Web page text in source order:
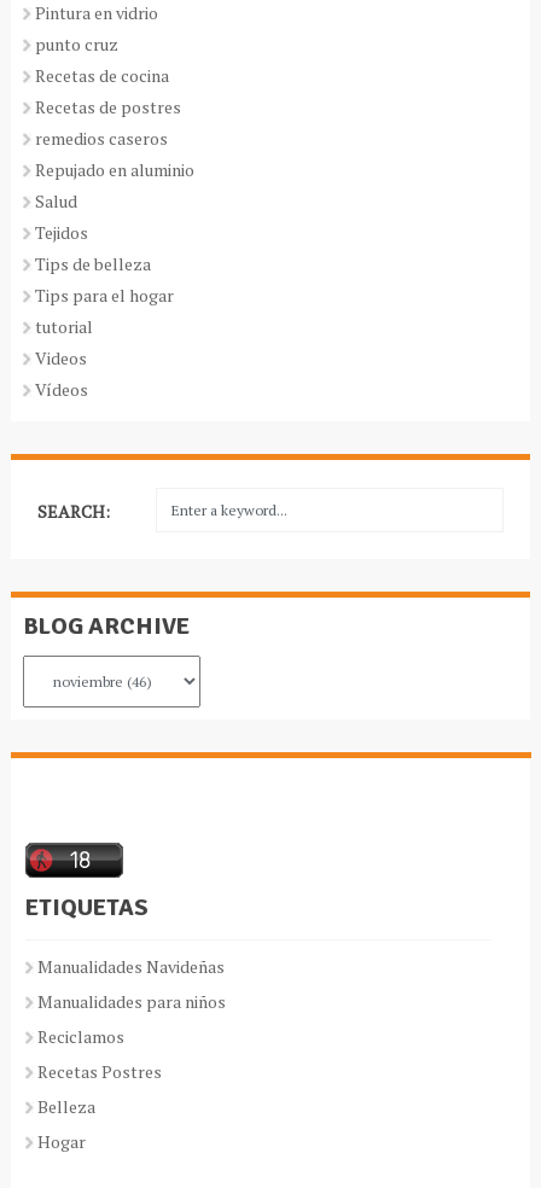
Pintura en vidrio
punto cruz
Recetas de cocina
Recetas de postres
remedios caseros
Repujado en aluminio
Salud
Tejidos
Tips de belleza
Tips para el hogar
tutorial
Videos
Vídeos
SEARCH:
BLOG ARCHIVE
ETIQUETAS
Manualidades Navideñas
Manualidades para niños
Reciclamos
Recetas Postres
Belleza
Hogar